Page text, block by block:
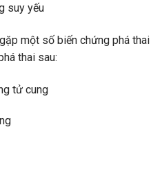
suy yếu
một số biến chứng phá thai
thai sau:
tử cung